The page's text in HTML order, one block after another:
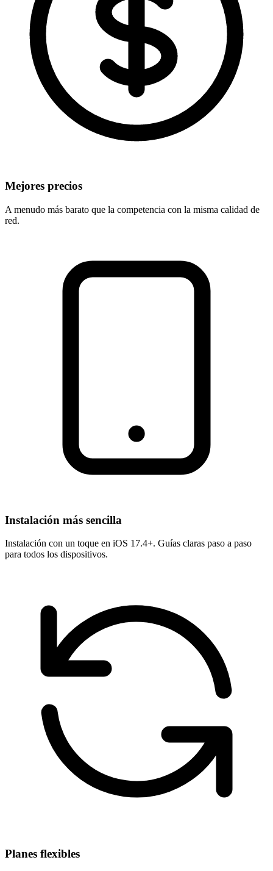
Mejores precios
A menudo más barato que la competencia con la misma calidad de
red.
Instalación más sencilla
Instalación con un toque en iOS 17.4+. Guías claras paso a paso
para todos los dispositivos.
Planes flexibles